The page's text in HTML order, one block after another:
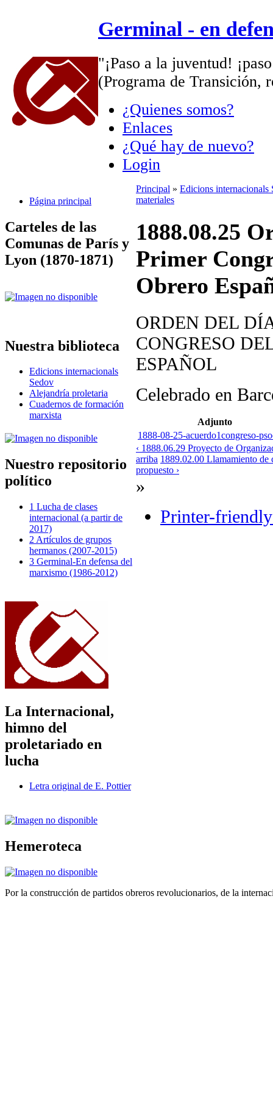
Germinal - en
"¡Paso a la juventud!
(Programa de Transición,
¿Quienes somos?
Enlaces
¿Qué hay de nuevo?
Login
Página principal
Carteles de las
Comunas de París y
Lyon (1870-1871)
Nuestra biblioteca
Edicions internacionals
Sedov
Alejandría proletaria
Cuadernos de formación
marxista
Nuestro repositorio
político
1 Lucha de clases
internacional (a partir de
2017)
2 Artículos de grupos
hermanos (2007-2015)
3 Germinal-En defensa del
marxismo (1986-2012)
La Internacional,
himno del
proletariado en
lucha
Letra original de E. Pottier
Hemeroteca
Principal » Edicions internacionals
materiales
1888.08.25
Primer
Obrero
ORDEN DEL
CONGRESO
ESPAÑOL
Celebrado en
Adjunto
1888-08-25-acuerdo1congreso-
‹ 1888.06.29 Proyecto de
arriba 1889.02.00 Llamamiento de
propuesto ›
»
Printer-
Por la construcción de partidos obreros revolucionarios, de la